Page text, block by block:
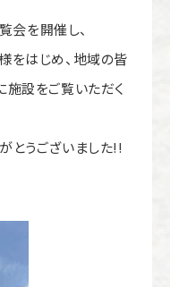
会を開催し、
をはじめ、地域の皆
施設をご覧いただく
とうございました!!